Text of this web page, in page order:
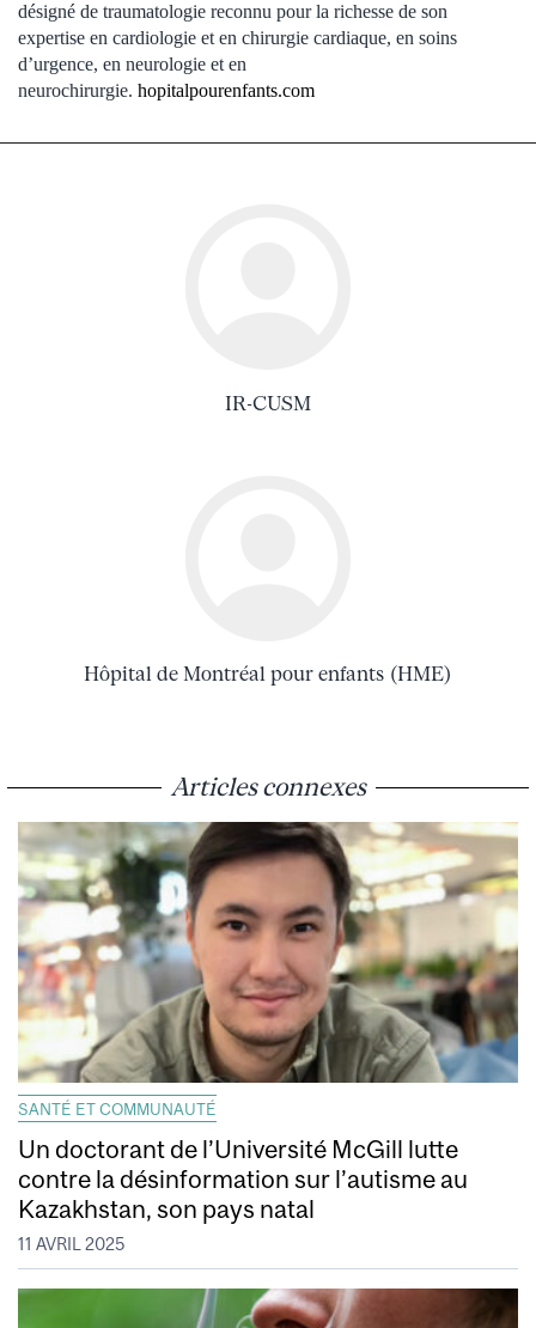
désigné de traumatologie reconnu pour la richesse de son
expertise en cardiologie et en chirurgie cardiaque, en soins
d’urgence, en neurologie et en
neurochirurgie. hopitalpourenfants.com
IR-CUSM
Hôpital de Montréal pour enfants (HME)
Articles connexes
SANTÉ ET COMMUNAUTÉ
Un doctorant de l’Université McGill lutte
contre la désinformation sur l’autisme au
Kazakhstan, son pays natal
11 AVRIL 2025